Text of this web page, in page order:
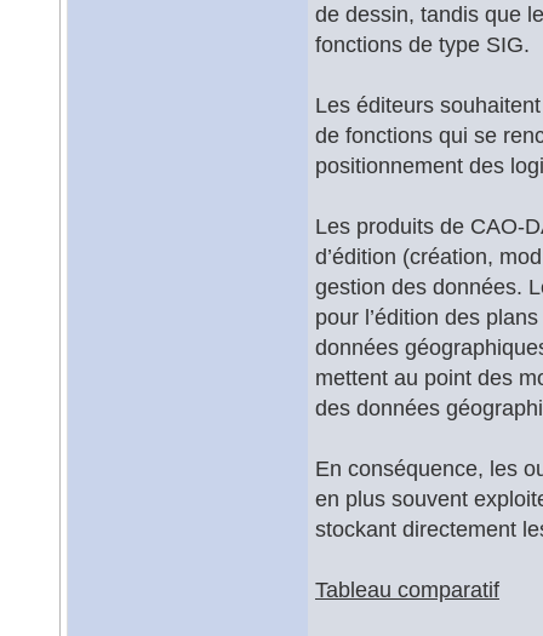
de dessin, tandis que
fonctions de type SIG.
Les éditeurs
de fonctions qui se
positionnement des
Les produits de CAO-
d’édition (création,
gestion des données.
pour l’édition des
données
mettent au point des
des données
En conséquence, les
en plus souvent
stockant directement
Tableau comparatif